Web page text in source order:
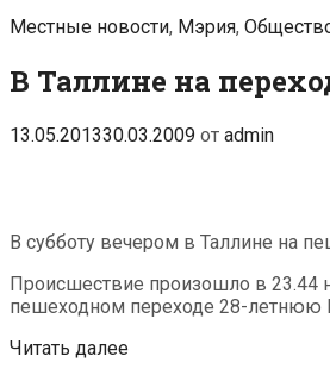
свой
парк»
Рубрики
Местные новости, Мэрия,
В Таллине на
13.05.201330.03.2009 от admin
В субботу вечером в Таллине на
Происшествие произошло в 23.44
пешеходном переходе 28-летнюю
Читать далееВ